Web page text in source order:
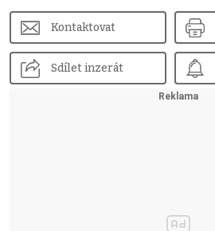
Kontaktovat
Sdílet inzerát